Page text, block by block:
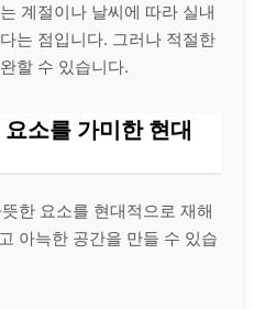
계절이나 날씨에 따라 실내
는 점입니다. 그러나 적절한
할 수 있습니다.
소를 가미한 현대
한 요소를 현대적으로 재해
아늑한 공간을 만들 수 있습